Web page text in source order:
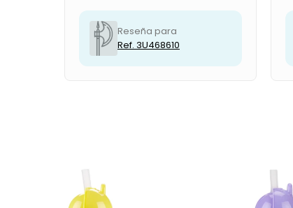
Reseña para
Ref. 3U468610